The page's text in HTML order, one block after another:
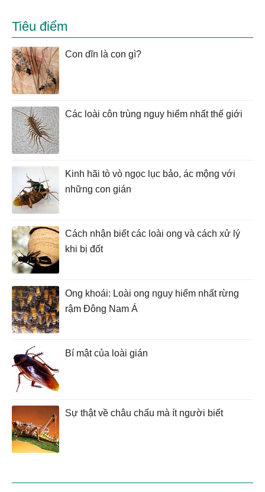
Tiêu điểm
Con dĩn là con gì?
Các loài côn trùng nguy hiểm nhất thế giới
Kinh hãi tò vò ngọc lục bảo, ác mộng với
những con gián
Cách nhận biết các loài ong và cách xử lý
khi bị đốt
Ong khoái: Loài ong nguy hiểm nhất rừng
rậm Đông Nam Á
Bí mật của loài gián
Sự thật về châu chấu mà ít người biết